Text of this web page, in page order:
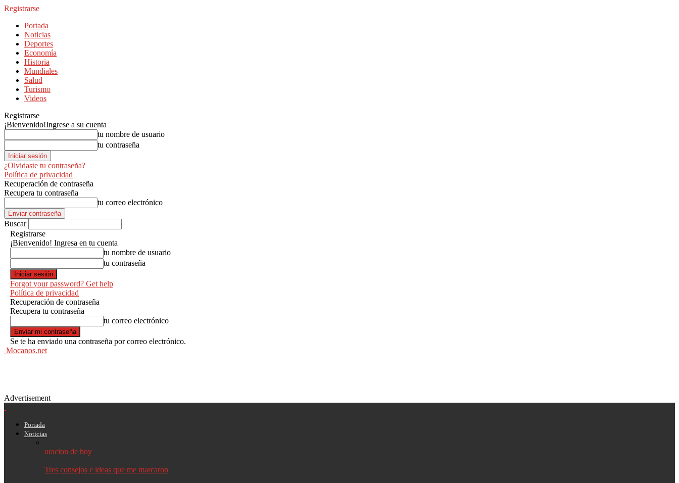
Registrarse
Portada
Noticias
Deportes
Economía
Historia
Mundiales
Salud
Turismo
Videos
Registrarse
¡Bienvenido!Ingrese a su cuenta
tu nombre de usuario
tu contraseña
¿Olvidaste tu contraseña?
Política de privacidad
Recuperación de contraseña
Recupera tu contraseña
tu correo electrónico
Buscar
Registrarse
¡Bienvenido! Ingresa en tu cuenta
tu nombre de usuario
tu contraseña
Forgot your password? Get help
Política de privacidad
Recuperación de contraseña
Recupera tu contraseña
tu correo electrónico
Se te ha enviado una contraseña por correo electrónico.
Mocanos.net
Advertisement
Portada
Noticias
oracion de hoy
Tres consejos e ideas que me marcaron